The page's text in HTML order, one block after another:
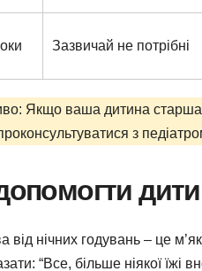
Зазвичай не потрібні
Якщо ваша дитина старша
з
від нічних годувань – це
“Все, більше ніякої їжі